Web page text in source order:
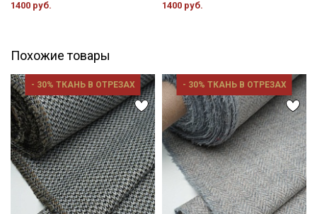
1400 руб. 1400 руб.
Похожие товары
- 30% ТКАНЬ В ОТРЕЗАХ - 30% ТКАНЬ В ОТРЕЗАХ
Мы публикуем здесь дополнительные
Электронная почта
Подписаться
Ознакомлен(а) сПолитикой обработки персональных
данныхи даюСогласие на обработку персональных
данных